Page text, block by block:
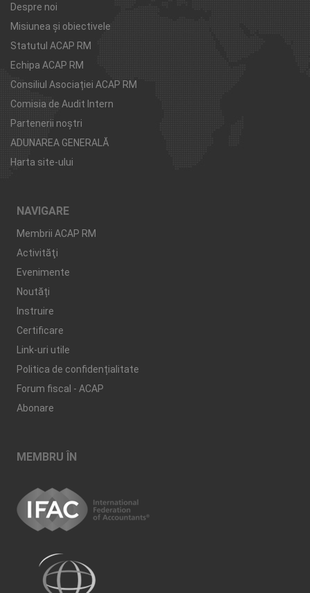
Despre noi
Misiunea şi obiectivele
Statutul ACAP RM
Echipa ACAP RM
Consiliul Asociației ACAP RM
Comisia de Audit Intern
Partenerii noştri
ADUNAREA GENERALĂ
Harta site-ului
NAVIGARE
Membrii ACAP RM
Activităţi
Evenimente
Noutăți
Instruire
Certificare
Link-uri utile
Politica de confidențialitate
Forum fiscal - ACAP
Abonare
MEMBRU ÎN